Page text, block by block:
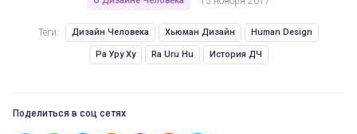
Теги: Дизайн Человека Хьюман Дизайн Human Design
Ра Уру Ху Ra Uru Hu История ДЧ
Поделиться в соц сетях